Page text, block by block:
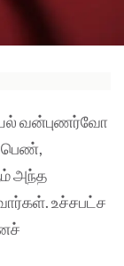
வன்புணர்வோ
பெண்,
அந்த
உச்சபட்ச